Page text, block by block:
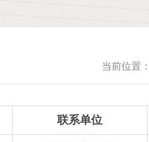
当前位置：
联系单位